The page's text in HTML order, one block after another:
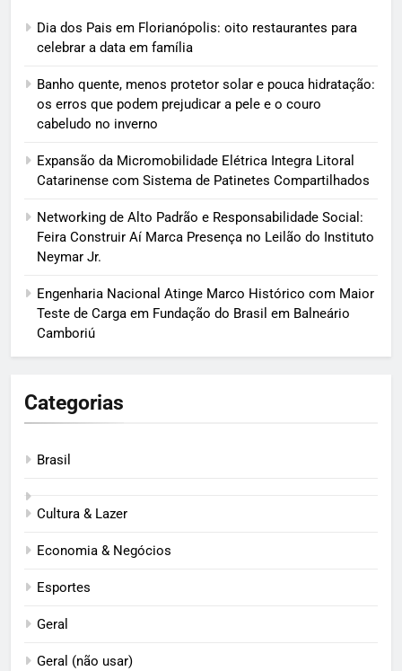
Dia dos Pais em Florianópolis: oito restaurantes para
celebrar a data em família
Banho quente, menos protetor solar e pouca hidratação:
os erros que podem prejudicar a pele e o couro
cabeludo no inverno
Expansão da Micromobilidade Elétrica Integra Litoral
Catarinense com Sistema de Patinetes Compartilhados
Networking de Alto Padrão e Responsabilidade Social:
Feira Construir Aí Marca Presença no Leilão do Instituto
Neymar Jr.
Engenharia Nacional Atinge Marco Histórico com Maior
Teste de Carga em Fundação do Brasil em Balneário
Camboriú
Categorias
Brasil
Cultura & Lazer
Economia & Negócios
Esportes
Geral
Geral (não usar)